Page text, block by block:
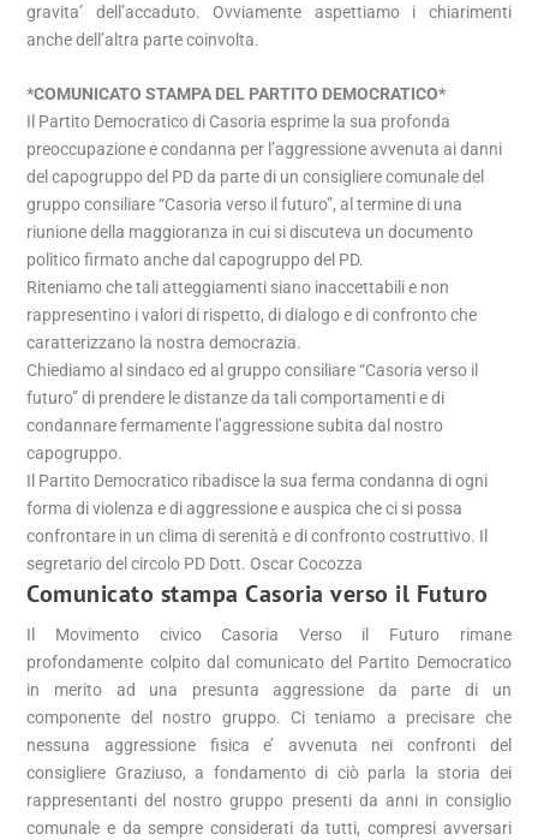
gravita’ dell’accaduto. Ovviamente aspettiamo i chiarimenti
anche dell’altra parte coinvolta.
*COMUNICATO STAMPA DEL PARTITO DEMOCRATICO*
Il Partito Democratico di Casoria esprime la sua profonda
preoccupazione e condanna per l’aggressione avvenuta ai danni
del capogruppo del PD da parte di un consigliere comunale del
gruppo consiliare “Casoria verso il futuro”, al termine di una
riunione della maggioranza in cui si discuteva un documento
politico firmato anche dal capogruppo del PD.
Riteniamo che tali atteggiamenti siano inaccettabili e non
rappresentino i valori di rispetto, di dialogo e di confronto che
caratterizzano la nostra democrazia.
Chiediamo al sindaco ed al gruppo consiliare “Casoria verso il
futuro” di prendere le distanze da tali comportamenti e di
condannare fermamente l’aggressione subita dal nostro
capogruppo.
Il Partito Democratico ribadisce la sua ferma condanna di ogni
forma di violenza e di aggressione e auspica che ci si possa
confrontare in un clima di serenità e di confronto costruttivo. Il
segretario del circolo PD Dott. Oscar Cocozza
Comunicato stampa Casoria verso il Futuro
Il Movimento civico Casoria Verso il Futuro rimane
profondamente colpito dal comunicato del Partito Democratico
in merito ad una presunta aggressione da parte di un
componente del nostro gruppo. Ci teniamo a precisare che
nessuna aggressione fisica e’ avvenuta nei confronti del
consigliere Graziuso, a fondamento di ciò parla la storia dei
rappresentanti del nostro gruppo presenti da anni in consiglio
comunale e da sempre considerati da tutti, compresi avversari